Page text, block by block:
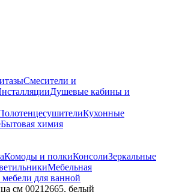
Смесители и
Душевые кабины и
Кухонные
Бытовая химия
Комоды и полкиКонсолиЗеркальные
Мебельная
для ванной
см 00212665, белый